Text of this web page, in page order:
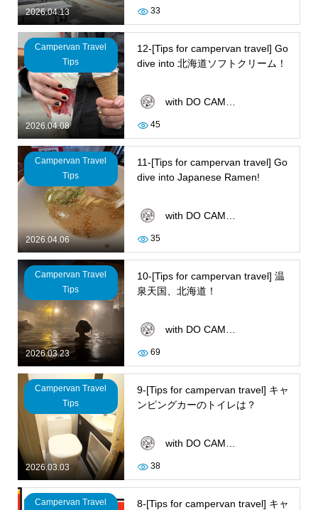
2026.04.13 33
2026.04.08
Campervan Travel
Tips
12-[Tips for campervan travel] Go
dive into 北海道ソフトクリーム！
45
2026.04.06
Campervan Travel
Tips
11-[Tips for campervan travel] Go
dive into Japanese Ramen!
35
2026.03.23
Campervan Travel
Tips
10-[Tips for campervan travel] 温
泉天国、北海道！
69
2026.03.03
Campervan Travel
Tips
9-[Tips for campervan travel] キャ
ンピングカーのトイレは？
38
Campervan Travel
8-[Tips for campervan travel] キャ